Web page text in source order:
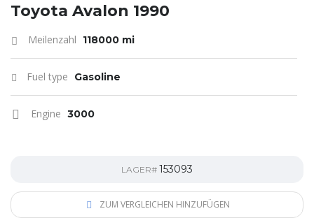
Toyota Avalon 1990
Meilenzahl 118000 mi
Fuel type Gasoline
Engine 3000
LAGER# 153093
ZUM VERGLEICHEN HINZUFÜGEN